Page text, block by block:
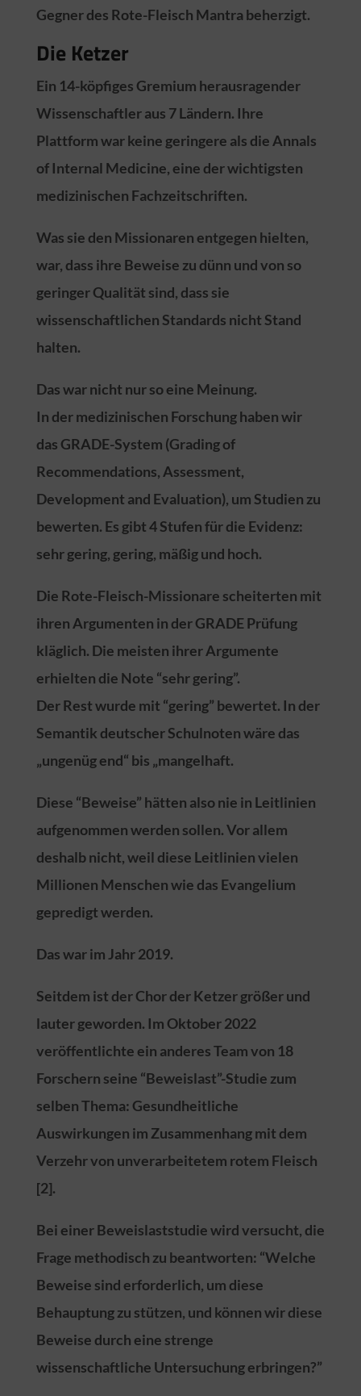
Gegner des Rote-Fleisch Mantra beherzigt.
Die Ketzer
Ein 14-köpfiges Gremium herausragender
Wissenschaftler aus 7 Ländern. Ihre
Plattform war keine geringere als die Annals
of Internal Medicine, eine der wichtigsten
medizinischen Fachzeitschriften.
Was sie den Missionaren entgegen hielten,
war, dass ihre Beweise zu dünn und von so
geringer Qualität sind, dass sie
wissenschaftlichen Standards nicht Stand
halten.
Das war nicht nur so eine Meinung.
In der medizinischen Forschung haben wir
das GRADE-System (Grading of
Recommendations, Assessment,
Development and Evaluation), um Studien zu
bewerten. Es gibt 4 Stufen für die Evidenz:
sehr gering, gering, mäßig und hoch.
Die Rote-Fleisch-Missionare scheiterten mit
ihren Argumenten in der GRADE Prüfung
kläglich. Die meisten ihrer Argumente
erhielten die Note “sehr gering”.
Der Rest wurde mit “gering” bewertet. In der
Semantik deutscher Schulnoten wäre das
„ungenüg end“ bis „mangelhaft.
Diese “Beweise” hätten also nie in Leitlinien
aufgenommen werden sollen. Vor allem
deshalb nicht, weil diese Leitlinien vielen
Millionen Menschen wie das Evangelium
gepredigt werden.
Das war im Jahr 2019.
Seitdem ist der Chor der Ketzer größer und
lauter geworden. Im Oktober 2022
veröffentlichte ein anderes Team von 18
Forschern seine “Beweislast”-Studie zum
selben Thema: Gesundheitliche
Auswirkungen im Zusammenhang mit dem
Verzehr von unverarbeitetem rotem Fleisch
[2].
Bei einer Beweislaststudie wird versucht, die
Frage methodisch zu beantworten: “Welche
Beweise sind erforderlich, um diese
Behauptung zu stützen, und können wir diese
Beweise durch eine strenge
wissenschaftliche Untersuchung erbringen?”